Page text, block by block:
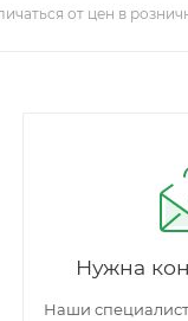
от цен в
Нужна
Наши